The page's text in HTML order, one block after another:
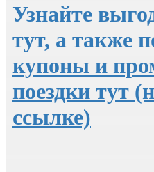
Узнайте
тут, а также
купоны и
поездки тут
ссылке)